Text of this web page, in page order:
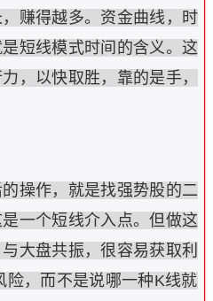
赚得越多。资金曲线，时
短线模式时间的含义。这
，以快取胜，靠的是手，
操作，就是找强势股的二
一个短线介入点。但做这
大盘共振，很容易获取利
险，而不是说哪一种K线就